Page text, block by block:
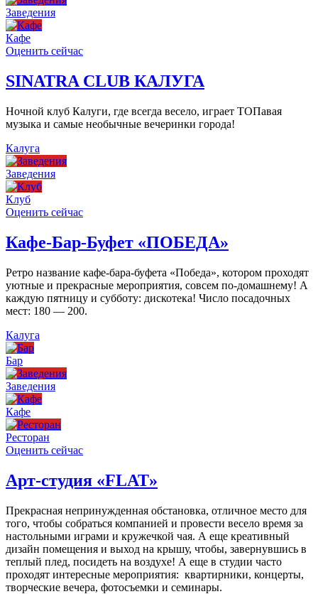
Заведения
Кафе
Оценить сейчас
SINATRA CLUB КАЛУГА
Ночной клуб Калуги, где всегда весело, играет ТОПавая
музыка и самые необычные вечеринки города!
Калуга
Заведения
Клуб
Оценить сейчас
Кафе-Бар-Буфет «ПОБЕДА»
Ретро название кафе-бара-буфета «Победа», котором проходят
уютные и прекрасные мероприятия, совсем по-домашнему! А
каждую пятницу и субботу: дискотека! Число посадочных
мест: 180 — 200.
Калуга
Бар
Заведения
Кафе
Ресторан
Оценить сейчас
Арт-студия «FLAT»
Прекрасная непринужденная обстановка, отличное место для
того, чтобы собраться компанией и провести весело время за
настольными играми и кружечкой чая. А еще креативный
дизайн помещения и выход на крышу, чтобы, завернувшись в
теплый плед, посидеть на воздухе! А еще в студии часто
проходят интересные мероприятия: квартирники, концерты,
творческие вечера, фотосъемки и семинары.